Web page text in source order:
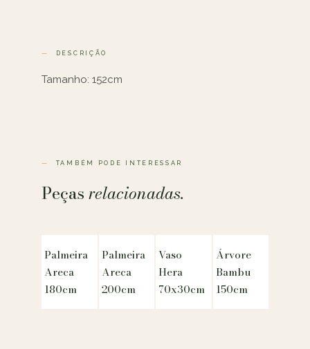
DESCRIÇÃO
Tamanho: 152cm
TAMBÉM PODE INTERESSAR
Peçasrelacionadas.
Palmeira
Areca
180cm
Palmeira
Areca
200cm
Vaso
Hera
70x30cm
Árvore
Bambu
150cm